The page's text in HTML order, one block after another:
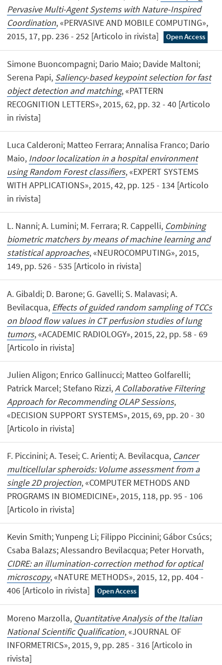
Pervasive Multi-Agent Systems with Nature-Inspired
Coordination, «PERVASIVE AND MOBILE COMPUTING»,
2015, 17, pp. 236 - 252 [Articolo in rivista]
Open Access
Simone Buoncompagni; Dario Maio; Davide Maltoni;
Serena Papi, Saliency-based keypoint selection for fast
object detection and matching, «PATTERN
RECOGNITION LETTERS», 2015, 62, pp. 32 - 40 [Articolo
in rivista]
Luca Calderoni; Matteo Ferrara; Annalisa Franco; Dario
Maio, Indoor localization in a hospital environment
using Random Forest classifiers, «EXPERT SYSTEMS
WITH APPLICATIONS», 2015, 42, pp. 125 - 134 [Articolo
in rivista]
L. Nanni; A. Lumini; M. Ferrara; R. Cappelli, Combining
biometric matchers by means of machine learning and
statistical approaches, «NEUROCOMPUTING», 2015,
149, pp. 526 - 535 [Articolo in rivista]
A. Gibaldi; D. Barone; G. Gavelli; S. Malavasi; A.
Bevilacqua, Effects of guided random sampling of TCCs
on blood flow values in CT perfusion studies of lung
tumors, «ACADEMIC RADIOLOGY», 2015, 22, pp. 58 - 69
[Articolo in rivista]
Julien Aligon; Enrico Gallinucci; Matteo Golfarelli;
Patrick Marcel; Stefano Rizzi,A Collaborative Filtering
Approach for Recommending OLAP Sessions,
«DECISION SUPPORT SYSTEMS», 2015, 69, pp. 20 - 30
[Articolo in rivista]
F. Piccinini; A. Tesei; C. Arienti; A. Bevilacqua, Cancer
multicellular spheroids: Volume assessment from a
single 2D projection, «COMPUTER METHODS AND
PROGRAMS IN BIOMEDICINE», 2015, 118, pp. 95 - 106
[Articolo in rivista]
Kevin Smith; Yunpeng Li; Filippo Piccinini; Gábor Csúcs;
Csaba Balazs; Alessandro Bevilacqua; Peter Horvath,
CIDRE: an illumination-correction method for optical
microscopy, «NATURE METHODS», 2015, 12, pp. 404 -
406 [Articolo in rivista]
Open Access
Moreno Marzolla, Quantitative Analysis of the Italian
National Scientific Qualification, «JOURNAL OF
INFORMETRICS», 2015, 9, pp. 285 - 316 [Articolo in
rivista]